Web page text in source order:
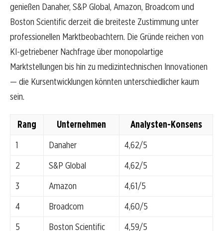
genießen Danaher, S&P Global, Amazon, Broadcom und
Boston Scientific derzeit die breiteste Zustimmung unter
professionellen Marktbeobachtern. Die Gründe reichen von
KI-getriebener Nachfrage über monopolartige
Marktstellungen bis hin zu medizintechnischen Innovationen
— die Kursentwicklungen könnten unterschiedlicher kaum
sein.
Rang Unternehmen
Analysten-Konsens
1
Danaher
4,62/5
2
S&P Global
4,62/5
3
Amazon
4,61/5
4
Broadcom
4,60/5
5
Boston Scientific 4,59/5